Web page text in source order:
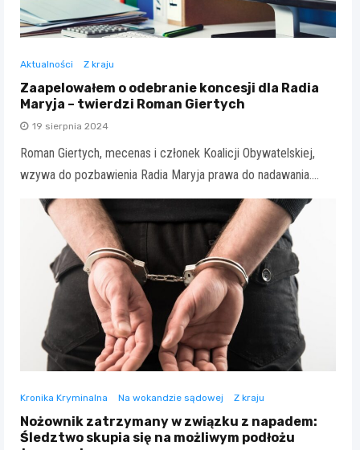
Aktualności Z kraju
Zaapelowałem o odebranie koncesji dla Radia
Maryja – twierdzi Roman Giertych
19 sierpnia 2024
Roman Giertych, mecenas i członek Koalicji Obywatelskiej,
wzywa do pozbawienia Radia Maryja prawa do nadawania.…
Kronika Kryminalna Na wokandzie sądowej Z kraju
Nożownik zatrzymany w związku z napadem:
Śledztwo skupia się na możliwym podłożu